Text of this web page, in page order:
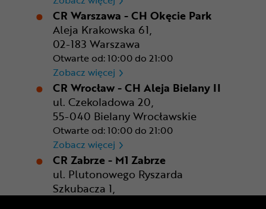
CR Warszawa - CH Okęcie Park
Aleja Krakowska 61,
02-183 Warszawa
Otwarte od: 10:00 do 21:00
Zobacz więcej CR Warszawa - CH Okęcie
CR Wrocław - CH Aleja Bielany II
ul. Czekoladowa 20,
55-040 Bielany Wrocławskie
Otwarte od: 10:00 do 21:00
Zobacz więcej CR Wrocław - CH Aleja
CR Zabrze - M1 Zabrze
ul. Plutonowego Ryszarda
Szkubacza 1,